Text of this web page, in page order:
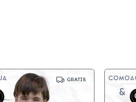
GRATIS